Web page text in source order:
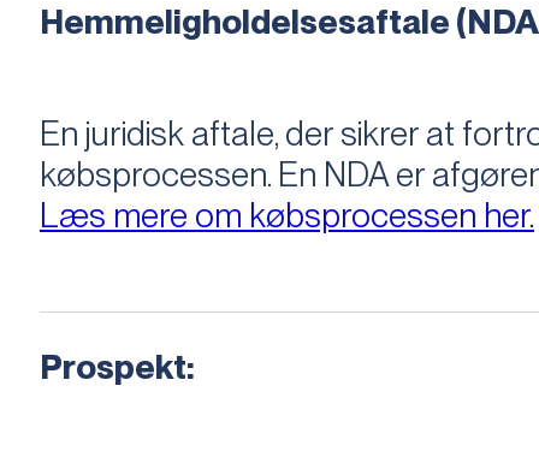
Hemmeligholdelsesaftale
En juridisk aftale, der sikrer at
købsprocessen​​. En NDA er
Læs mere om købsprocessen her.
Prospekt: